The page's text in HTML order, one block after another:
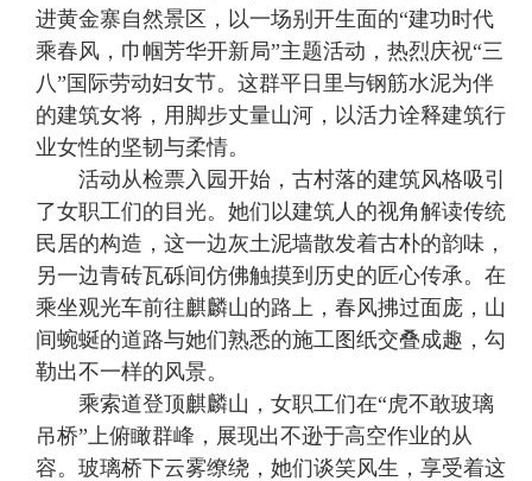
进黄金寨自然景区，以一场别开生面的“建功时代
乘春风，巾帼芳华开新局”主题活动，热烈庆祝“三
八”国际劳动妇女节。这群平日里与钢筋水泥为伴
的建筑女将，用脚步丈量山河，以活力诠释建筑行
业女性的坚韧与柔情。
活动从检票入园开始，古村落的建筑风格吸引
了女职工们的目光。她们以建筑人的视角解读传统
民居的构造，这一边灰土泥墙散发着古朴的韵味，
另一边青砖瓦砾间仿佛触摸到历史的匠心传承。在
乘坐观光车前往麒麟山的路上，春风拂过面庞，山
间蜿蜒的道路与她们熟悉的施工图纸交叠成趣，勾
勒出不一样的风景。
乘索道登顶麒麟山，女职工们在“虎不敢玻璃
吊桥”上俯瞰群峰，展现出不逊于高空作业的从
容。玻璃桥下云雾缭绕，她们谈笑风生，享受着这